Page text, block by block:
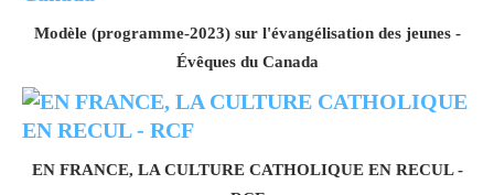
Modèle (programme-2023) sur l'évangélisation des jeunes -
Évêques du Canada
EN FRANCE, LA CULTURE CATHOLIQUE EN RECUL -